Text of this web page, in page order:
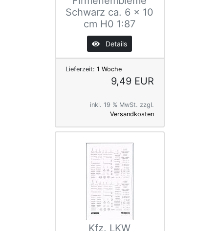
Schwarz ca. 6 x 10
cm H0 1:87
Details
Lieferzeit: 1 Woche
9,49 EUR
inkl. 19 % MwSt. zzgl.
Versandkosten
Kfz. LKW